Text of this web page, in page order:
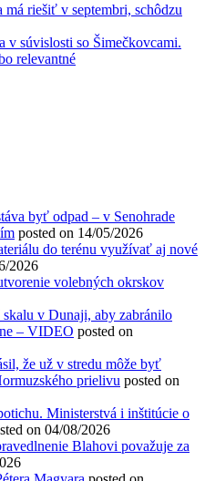
riešiť v septembri, schôdzu
v súvislosti so Šimečkovcami.
relevantné
byť odpad – v Senohrade
posted on 14/05/2026
do terénu využívať aj nové
2026
volebných okrskov
v Dunaji, aby zabránilo
– VIDEO posted on
že už v stredu môže byť
prielivu posted on
Ministerstvá i inštitúcie o
on 04/08/2026
Blahovi považuje za